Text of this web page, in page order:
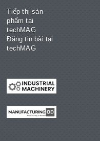
Tiếp thị sản
phẩm tại
techMAG
Đăng tin bài tại
techMAG